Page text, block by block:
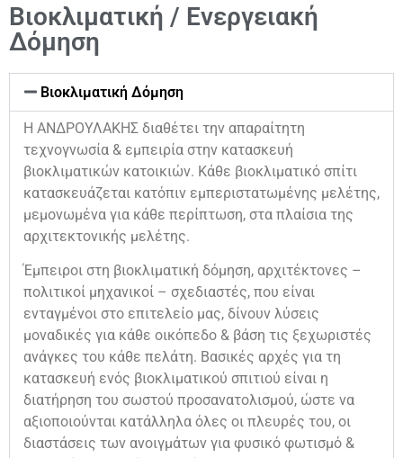
Βιοκλιματική / Ενεργειακή
Δόμηση
Βιοκλιματική Δόμηση
Η ΑΝΔΡΟΥΛΑΚΗΣ διαθέτει την απαραίτητη
τεχνογνωσία & εμπειρία στην κατασκευή
βιοκλιματικών κατοικιών. Κάθε βιοκλιματικό σπίτι
κατασκευάζεται κατόπιν εμπεριστατωμένης μελέτης,
μεμονωμένα για κάθε περίπτωση, στα πλαίσια της
αρχιτεκτονικής μελέτης.
Έμπειροι στη βιοκλιματική δόμηση, αρχιτέκτονες –
πολιτικοί μηχανικοί – σχεδιαστές, που είναι
ενταγμένοι στο επιτελείο μας, δίνουν λύσεις
μοναδικές για κάθε οικόπεδο & βάση τις ξεχωριστές
ανάγκες του κάθε πελάτη. Βασικές αρχές για τη
κατασκευή ενός βιοκλιματικού σπιτιού είναι η
διατήρηση του σωστού προσανατολισμού, ώστε να
αξιοποιούνται κατάλληλα όλες οι πλευρές του, οι
διαστάσεις των ανοιγμάτων για φυσικό φωτισμό &